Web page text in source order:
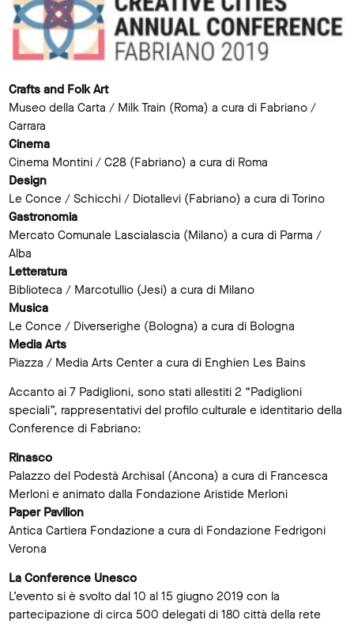
Crafts and Folk Art
Museo della Carta / Milk Train (Roma) a cura di Fabriano /
Carrara
Cinema
Cinema Montini / C28 (Fabriano) a cura di Roma
Design
Le Conce / Schicchi / Diotallevi (Fabriano) a cura di Torino
Gastronomia
Mercato Comunale Lascialascia (Milano) a cura di Parma /
Alba
Letteratura
Biblioteca / Marcotullio (Jesi) a cura di Milano
Musica
Le Conce / Diverserighe (Bologna) a cura di Bologna
Media Arts
Piazza / Media Arts Center a cura di Enghien Les Bains
Accanto ai 7 Padiglioni, sono stati allestiti 2 “Padiglioni
speciali”, rappresentativi del profilo culturale e identitario della
Conference di Fabriano:
Rinasco
Palazzo del Podestà Archisal (Ancona) a cura di Francesca
Merloni e animato dalla Fondazione Aristide Merloni
Paper Pavilion
Antica Cartiera Fondazione a cura di Fondazione Fedrigoni
Verona
La Conference Unesco
L’evento si è svolto dal 10 al 15 giugno 2019 con la
partecipazione di circa 500 delegati di 180 città della rete